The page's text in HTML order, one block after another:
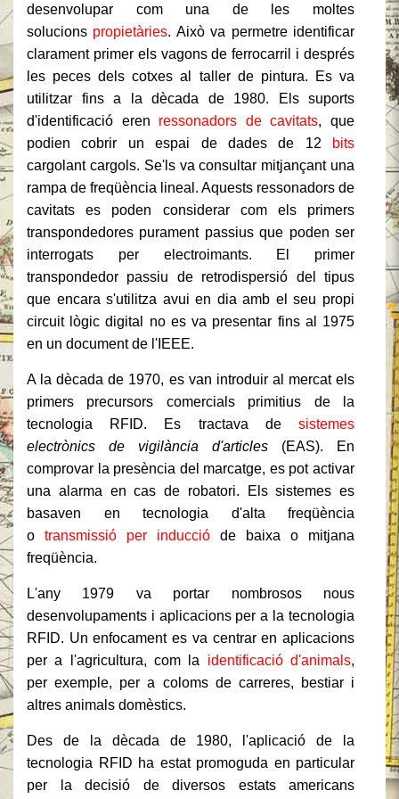
desenvolupar com una de les moltes
solucions propietàries. Això va permetre identificar
clarament primer els vagons de ferrocarril i després
les peces dels cotxes al taller de pintura. Es va
utilitzar fins a la dècada de 1980. Els suports
d'identificació eren ressonadors de cavitats, que
podien cobrir un espai de dades de 12
bits
cargolant cargols. Se'ls va consultar mitjançant una
rampa de freqüència lineal. Aquests ressonadors de
cavitats es poden considerar com els primers
transpondedores purament passius que poden ser
interrogats per electroimants. El primer
transpondedor passiu de retrodispersió del tipus
que encara s'utilitza avui en dia amb el seu propi
circuit lògic digital no es va presentar fins al 1975
en un document de l'IEEE.
A la dècada de 1970, es van introduir al mercat els
primers precursors comercials primitius de la
tecnologia RFID. Es tractava de sistemes
electrònics de vigilància d'articles (EAS). En
comprovar la presència del marcatge, es pot activar
una alarma en cas de robatori. Els sistemes es
basaven en tecnologia d'alta freqüència
o transmissió per inducció de baixa o mitjana
freqüència.
L'any 1979 va portar nombrosos nous
desenvolupaments i aplicacions per a la tecnologia
RFID. Un enfocament es va centrar en aplicacions
per a l'agricultura, com la identificació d'animals,
per exemple, per a coloms de carreres, bestiar i
altres animals domèstics.
Des de la dècada de 1980, l'aplicació de la
tecnologia RFID ha estat promoguda en particular
per la decisió de diversos estats americans